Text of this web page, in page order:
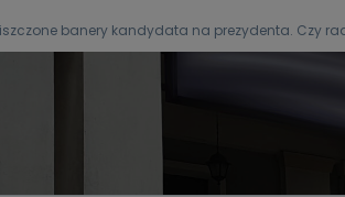
banery kandydata na prezydenta. Czy